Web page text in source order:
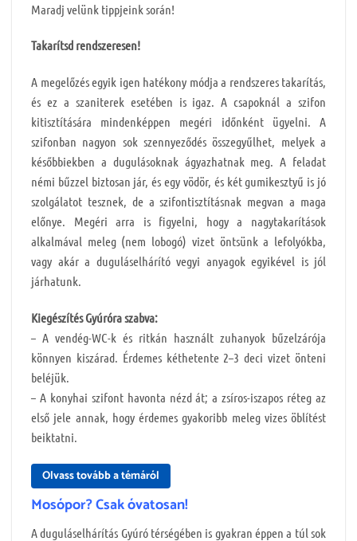
Maradj velünk tippjeink során!
Takarítsd rendszeresen!
A megelőzés egyik igen hatékony módja a rendszeres takarítás,
és ez a szaniterek esetében is igaz. A csapoknál a szifon
kitisztítására mindenképpen megéri időnként ügyelni. A
szifonban nagyon sok szennyeződés összegyűlhet, melyek a
későbbiekben a dugulásoknak ágyazhatnak meg. A feladat
némi bűzzel biztosan jár, és egy vödör, és két gumikesztyű is jó
szolgálatot tesznek, de a szifontisztításnak megvan a maga
előnye. Megéri arra is figyelni, hogy a nagytakarítások
alkalmával meleg (nem lobogó) vizet öntsünk a lefolyókba,
vagy akár a duguláselhárító vegyi anyagok egyikével is jól
járhatunk.
Kiegészítés Gyúróra szabva:
– A vendég-WC-k és ritkán használt zuhanyok bűzelzárója
könnyen kiszárad. Érdemes kéthetente 2–3 deci vizet önteni
beléjük.
– A konyhai szifont havonta nézd át; a zsíros-iszapos réteg az
első jele annak, hogy érdemes gyakoribb meleg vizes öblítést
beiktatni.
Olvass tovább a témáról
Mosópor? Csak óvatosan!
A duguláselhárítás Gyúró térségében is gyakran éppen a túl sok